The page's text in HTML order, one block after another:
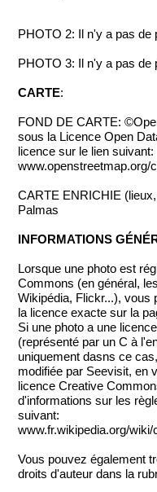
PHOTO 2: Il n'y a pas de
PHOTO 3: Il n'y a pas de
CARTE:
FOND DE CARTE:
sous la Licence Open
licence sur le lien suivant:
www.openstreetmap.org/
CARTE ENRICHIE
Palmas
INFORMATIONS
Lorsque une photo est
Commons (en général,
Wikipédia, Flickr...), vous
la licence exacte sur la
Si une photo a une
(représenté par un C à
uniquement dasns ce
modifiée par Seevisit, en
licence Creative
d'informations sur les
suivant:
www.fr.wikipedia.org/
Vous pouvez également
droits d'auteur dans la